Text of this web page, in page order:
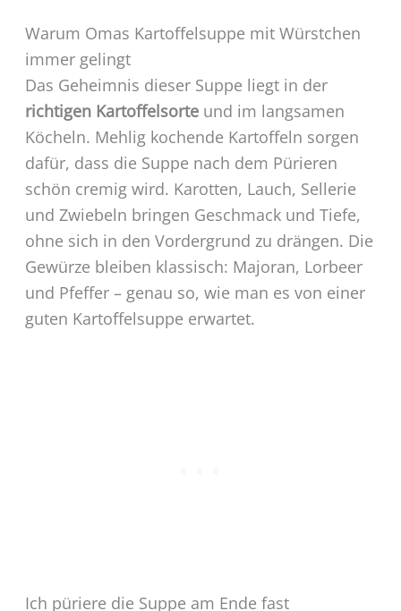
Warum Omas Kartoffelsuppe mit Würstchen
immer gelingt
Das Geheimnis dieser Suppe liegt in der
richtigen Kartoffelsorteund im langsamen
Köcheln. Mehlig kochende Kartoffeln sorgen
dafür, dass die Suppe nach dem Pürieren
schön cremig wird. Karotten, Lauch, Sellerie
und Zwiebeln bringen Geschmack und Tiefe,
ohne sich in den Vordergrund zu drängen. Die
Gewürze bleiben klassisch: Majoran, Lorbeer
und Pfeffer – genau so, wie man es von einer
guten Kartoffelsuppe erwartet.
Ich püriere die Suppe am Ende fast